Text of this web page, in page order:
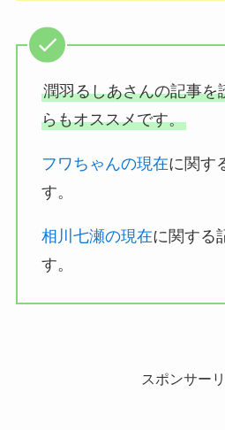
潤羽るしあさんの記事を
らもオススメです。
フワちゃんの現在に関す
す。
相川七瀬の現在に関する
す。
スポンサー